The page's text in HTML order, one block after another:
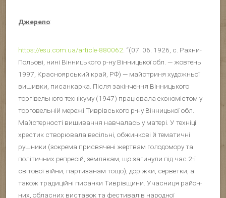
Джерело:
https://esu.com.ua/article-880062 . “(07. 06. 1926, с. Рахни-
Польові, нині Він­ницького р-ну Він­ницької обл. — жовтень
1997, Красноярський край, РФ) — майстриня художньої
вишивки, писанкарка. Після закінче­н­ня Він­ницького
торгівельного технікуму (1947) працювала економістом у
торговельній мережі Тиврівського р-ну Він­ницької обл.
Майстерності вишива­н­ня на­вчалась у матері. У техніці
хрестик створювала весільні, обжинкові й тематичні
рушники (зокрема присвячені жертвам голодомору та
політичних ре­пресій, землякам, що загинули під час 2-ї
світової війни, партизанам тощо), доріжки, серветки, а
також традиційні писанки Тиврівщини. Учасниця ра­йон­
них, обласних ви­ставок та фестивалів народної